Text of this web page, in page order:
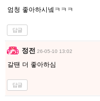
엄청 좋아하시넼ㅋㅋㅋ
답글
정전 26-05-10 13:02
갈땐 더 좋아하심
답글